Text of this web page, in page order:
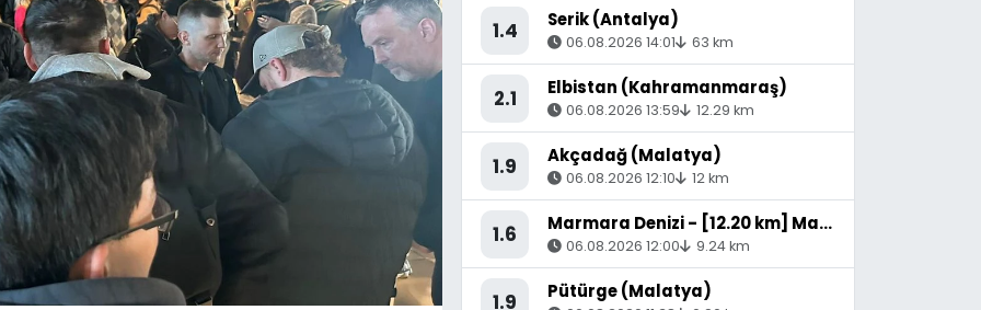
1.4 Serik (Antalya)
06.08.2026 14:01 63 km
2.1 Elbistan (Kahramanmaraş)
06.08.2026 13:59 12.29 km
1.9 Akçadağ (Malatya)
06.08.2026 12:10 12 km
1.6 Marmara Denizi - [12.20 km] Marmara (Balıkesir)
06.08.2026 12:00 9.24 km
1.9 Pütürge (Malatya)